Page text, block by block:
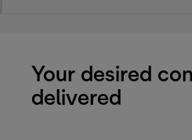
Your desired
delivered